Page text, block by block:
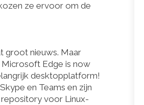
ze ervoor om de
groot nieuws. Maar
Microsoft Edge is now
desktopplatform!
en Teams en zijn
voor Linux-